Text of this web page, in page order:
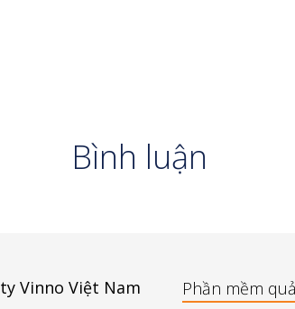
Bình luận
Vinno Việt Nam Phần mềm